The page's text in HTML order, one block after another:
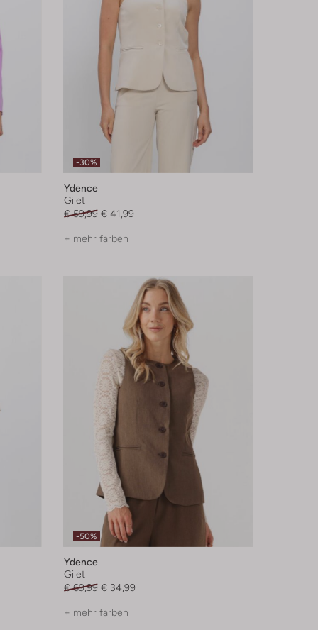
-30%
Ydence
Gilet
€ 59,99 € 41,99
+ mehr farben
-50%
Ydence
Gilet
€ 69,99 € 34,99
+ mehr farben